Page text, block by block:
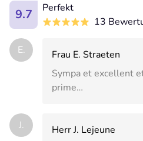
9.7
Perfekt
13
E.
Frau E. Straeten
Sympa et excellent
prime…
J.
Herr J. Lejeune